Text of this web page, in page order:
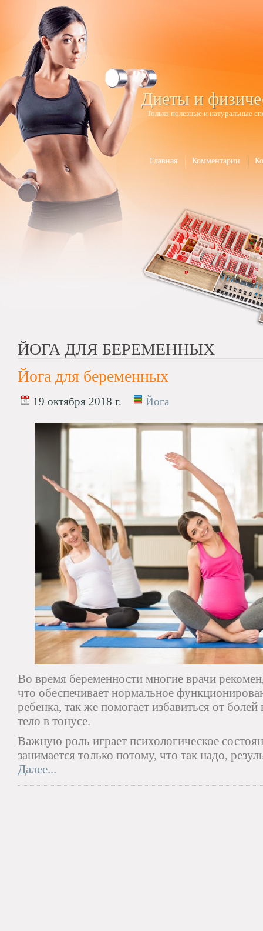
Диеты и
Только полезные и натуральные
Главная Комментарии
ЙОГА ДЛЯ БЕРЕМЕННЫХ
Йога для беременных
19 октября 2018 г. Йога
Во время беременности многие врачи
что обеспечивает нормальное
ребенка, так же помогает избавиться от
тело в тонусе.
Важную роль играет психологическое
занимается только потому, что так надо,
Далее...